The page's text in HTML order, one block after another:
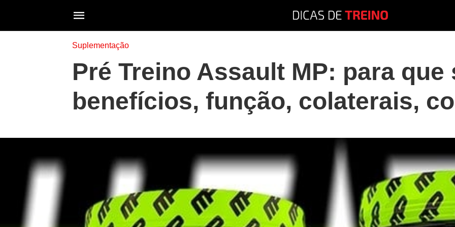
Suplementação
Pré Treino Assault MP: para que
benefícios, função, colaterais,